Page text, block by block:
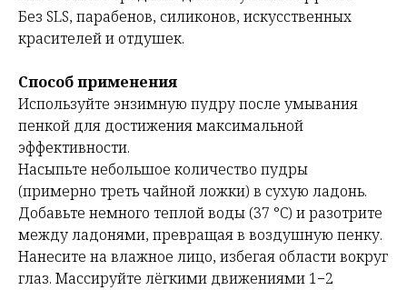
Без SLS, парабенов, силиконов, искусственных
красителей и отдушек.
Способ применения
Используйте энзимную пудру после умывания
пенкой для достижения максимальной
эффективности.
Насыпьте небольшое количество пудры
(примерно треть чайной ложки) в сухую ладонь.
Добавьте немного теплой воды (37 °С) и разотрите
между ладонями, превращая в воздушную пенку.
Нанесите на влажное лицо, избегая области вокруг
глаз. Массируйте лёгкими движениями 1−2